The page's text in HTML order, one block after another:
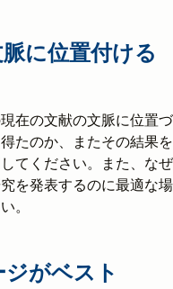
に位置付ける
在の文献の文脈に位置
たのか、またその結果
てください。また、な
を発表するのに最適な
。
がベスト